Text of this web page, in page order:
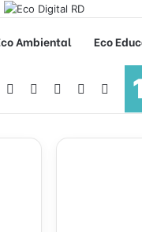
Ambiental Eco
YouTubeInstagram
Acceso